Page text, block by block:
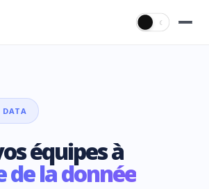
☾
DATA
équipes à
de la donnée